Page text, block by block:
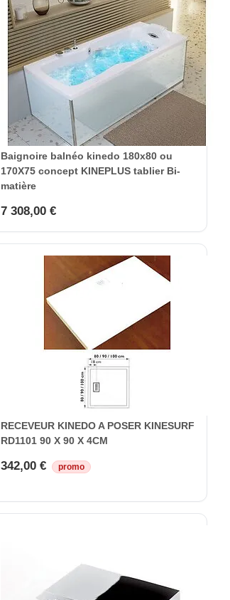
Baignoire balnéo kinedo 180x80 ou
170X75 concept KINEPLUS tablier Bi-
matière
7 308,00 €
RECEVEUR KINEDO A POSER KINESURF
RD1101 90 X 90 X 4CM
342,00 € promo